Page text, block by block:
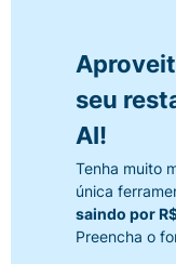
seu
AI!
Tenha muito
única
saindo por
Preencha o